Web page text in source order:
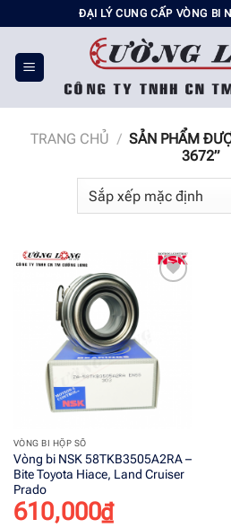
đến
nội
dung
ĐẠI LÝ CUNG CẤP VÒNG BI
TRANG CHỦ / SẢN PHẨM
3672”
VÒNG BI HỘP SỐ
Vòng bi NSK 58TKB3505A2RA –
Bite Toyota Hiace, Land Cruiser
Prado
610,000₫